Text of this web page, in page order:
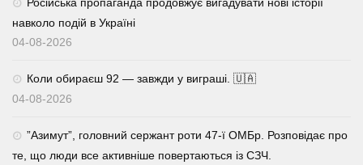
навколо подій в Україні
04-08-2026
Коли обираєш 92 — завжди у виграші. 🇺🇦
04-08-2026
⁨”Азимут”, головний сержант роти 47-ї ОМБр. Розповідає про
те, що люди все активніше повертаються із СЗЧ.